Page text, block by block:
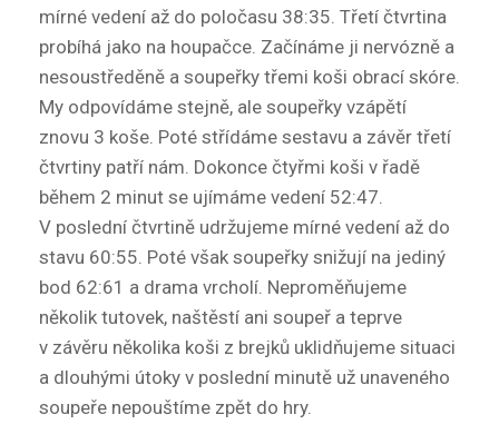
mírné vedení až do poločasu 38:35. Třetí čtvrtina
probíhá jako na houpačce. Začínáme ji nervózně a
nesoustředěně a soupeřky třemi koši obrací skóre.
My odpovídáme stejně, ale soupeřky vzápětí
znovu 3 koše. Poté střídáme sestavu a závěr třetí
čtvrtiny patří nám. Dokonce čtyřmi koši v řadě
během 2 minut se ujímáme vedení 52:47.
V poslední čtvrtině udržujeme mírné vedení až do
stavu 60:55. Poté však soupeřky snižují na jediný
bod 62:61 a drama vrcholí. Neproměňujeme
několik tutovek, naštěstí ani soupeř a teprve
v závěru několika koši z brejků uklidňujeme situaci
a dlouhými útoky v poslední minutě už unaveného
soupeře nepouštíme zpět do hry.